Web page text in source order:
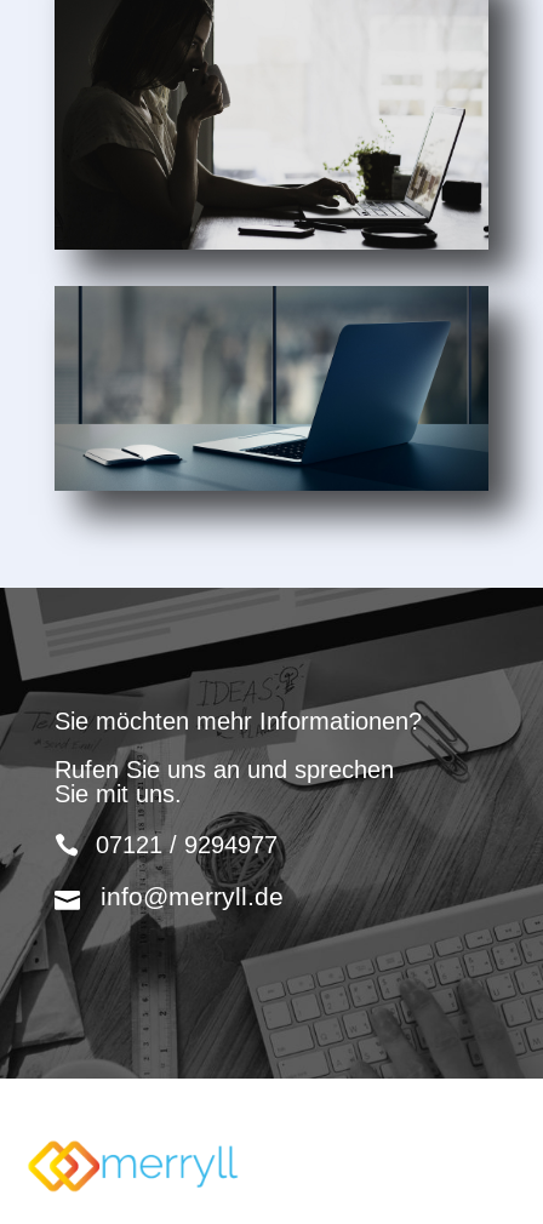
Sie möchten mehr Informationen?
Rufen Sie uns an und sprechen
Sie mit uns.
07121 / 9294977
info@merryll.de